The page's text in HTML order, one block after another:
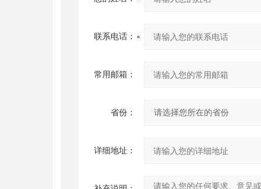
联系电话：
常用邮箱：
省份：
详细地址：